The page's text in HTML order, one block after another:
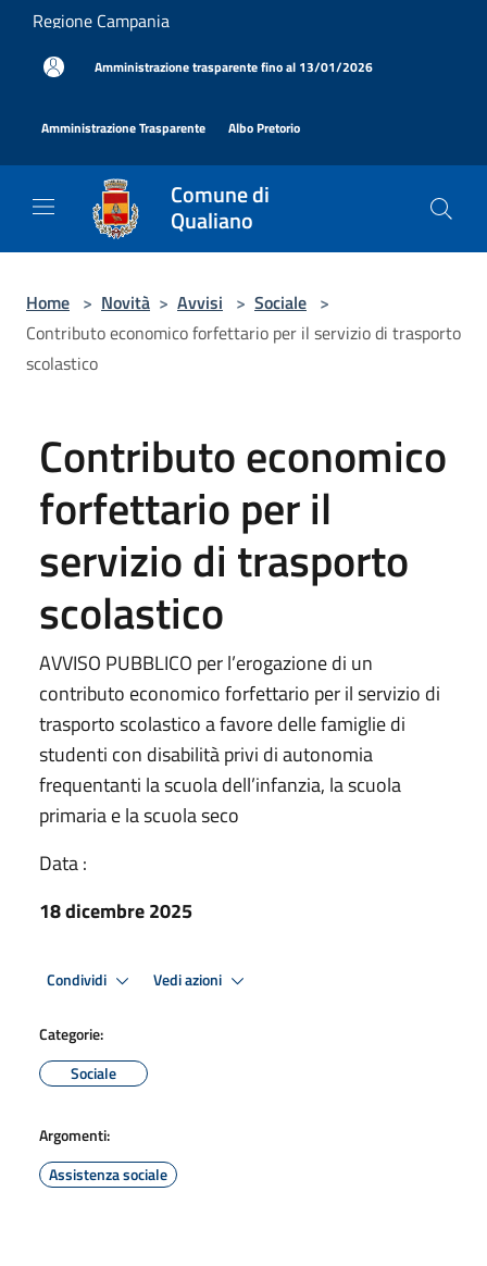
Salta al contenuto principale
Regione Campania
Amministrazione trasparente fino al 13/01/2026
Amministrazione Trasparente Albo Pretorio
Comune di
Qualiano
Home > Novità > Avvisi > Sociale >
Contributo economico forfettario per il servizio di trasporto
scolastico
Contributo economico
forfettario per il
servizio di trasporto
scolastico
AVVISO PUBBLICO per l’erogazione di un
contributo economico forfettario per il servizio di
trasporto scolastico a favore delle famiglie di
studenti con disabilità privi di autonomia
frequentanti la scuola dell’infanzia, la scuola
primaria e la scuola seco
Data :
18 dicembre 2025
Condividi Vedi azioni
Categorie:
Sociale
Argomenti:
Assistenza sociale